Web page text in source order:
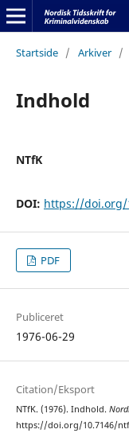
Startside / Arkiver /
Indhold
NTfK
DOI: https://doi.org/
PDF
Publiceret
1976-06-29
Citation/Eksport
NTfK. (1976). Indhold.
https://doi.org/10.7146/